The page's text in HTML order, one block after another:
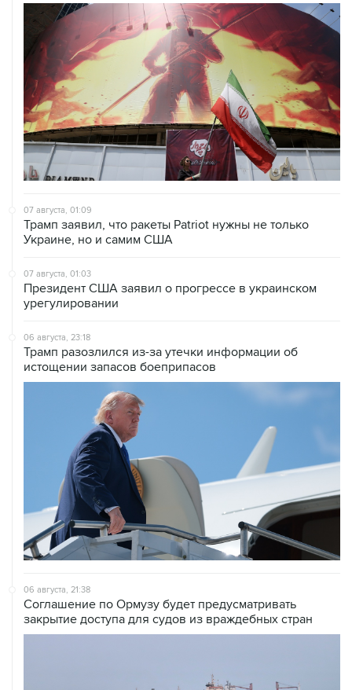
07 августа, 01:09
Трамп заявил, что ракеты Patriot нужны не только
Украине, но и самим США
07 августа, 01:03
Президент США заявил о прогрессе в украинском
урегулировании
06 августа, 23:18
Трамп разозлился из-за утечки информации об
истощении запасов боеприпасов
06 августа, 21:38
Соглашение по Ормузу будет предусматривать
закрытие доступа для судов из враждебных стран